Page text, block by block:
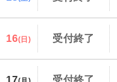
16(日) 受付終了
17